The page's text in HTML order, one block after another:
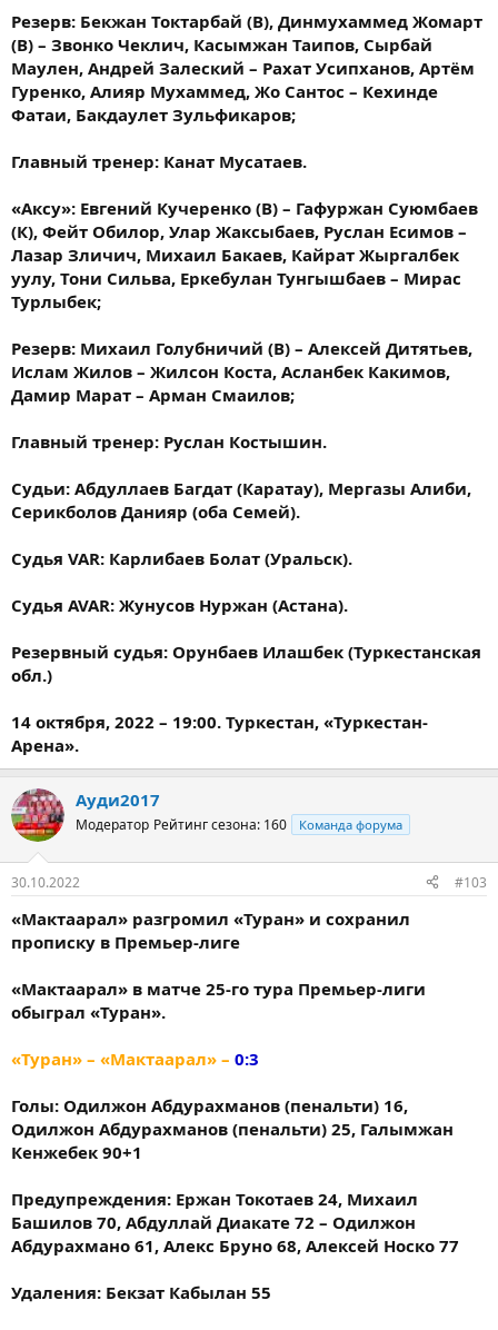
Резерв: Бекжан Токтарбай (В), Динмухаммед Жомарт
(В) – Звонко Чеклич, Касымжан Таипов, Сырбай
Маулен, Андрей Залеский – Рахат Усипханов, Артём
Гуренко, Алияр Мухаммед, Жо Сантос – Кехинде
Фатаи, Бакдаулет Зульфикаров;
Главный тренер: Канат Мусатаев.
«Аксу»: Евгений Кучеренко (В) – Гафуржан Суюмбаев
(К), Фейт Обилор, Улар Жаксыбаев, Руслан Есимов –
Лазар Зличич, Михаил Бакаев, Кайрат Жыргалбек
уулу, Тони Сильва, Еркебулан Тунгышбаев – Мирас
Турлыбек;
Резерв: Михаил Голубничий (В) – Алексей Дитятьев,
Ислам Жилов – Жилсон Коста, Асланбек Какимов,
Дамир Марат – Арман Смаилов;
Главный тренер: Руслан Костышин.
Судьи: Абдуллаев Багдат (Каратау), Мергазы Алиби,
Серикболов Данияр (оба Семей).
Судья VAR: Карлибаев Болат (Уральск).
Судья AVAR: Жунусов Нуржан (Астана).
Резервный судья: Орунбаев Илашбек (Туркестанская
обл.)
14 октября, 2022 – 19:00. Туркестан, «Туркестан-
Арена».
Ауди2017
Модератор Рейтинг сезона: 160 Команда форума
30.10.2022 #103
«Мактаарал» разгромил «Туран» и сохранил
прописку в Премьер-лиге
«Мактаарал» в матче 25-го тура Премьер-лиги
обыграл «Туран».
«Туран» – «Мактаарал» – 0:3
Голы: Одилжон Абдурахманов (пенальти) 16,
Одилжон Абдурахманов​ (пенальти) 25, Галымжан
Кенжебек 90+1
Предупреждения: Ержан Токотаев 24, Михаил
Башилов 70, Абдуллай Диакате 72 – Одилжон
Абдурахмано 61, Алекс Бруно 68, Алексей Носко 77
Удаления: Бекзат Кабылан 55